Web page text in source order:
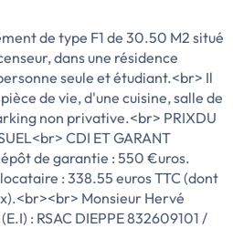
de type F1 de 30.50 M2 situé
dans une résidence
seule et étudiant.<br> Il
de vie, d'une cuisine, salle de
non privative.<br> PRIXDU
CDI ET GARANT
de garantie : 550 €uros.
: 338.55 euros TTC (dont
Monsieur Hervé
: RSAC DIEPPE 832609101 /